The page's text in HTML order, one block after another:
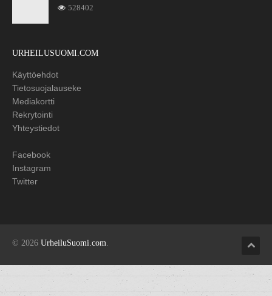
528402
URHEILUSUOMI.COM
Käyttöehdot
Tietosuojalauseke
Mediakortti
Rekrytointi
Yhteystiedot
Facebook
Instagram
Twitter
© 2026 UrheiluSuomi.com